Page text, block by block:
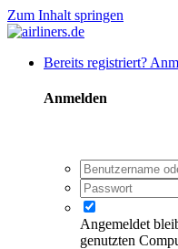
Zum Inhalt springen
Bereits registriert?
Anmelden
Angemeldet
genutzten